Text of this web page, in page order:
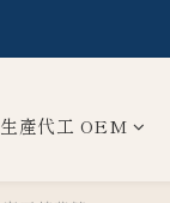
生產代工 OEM